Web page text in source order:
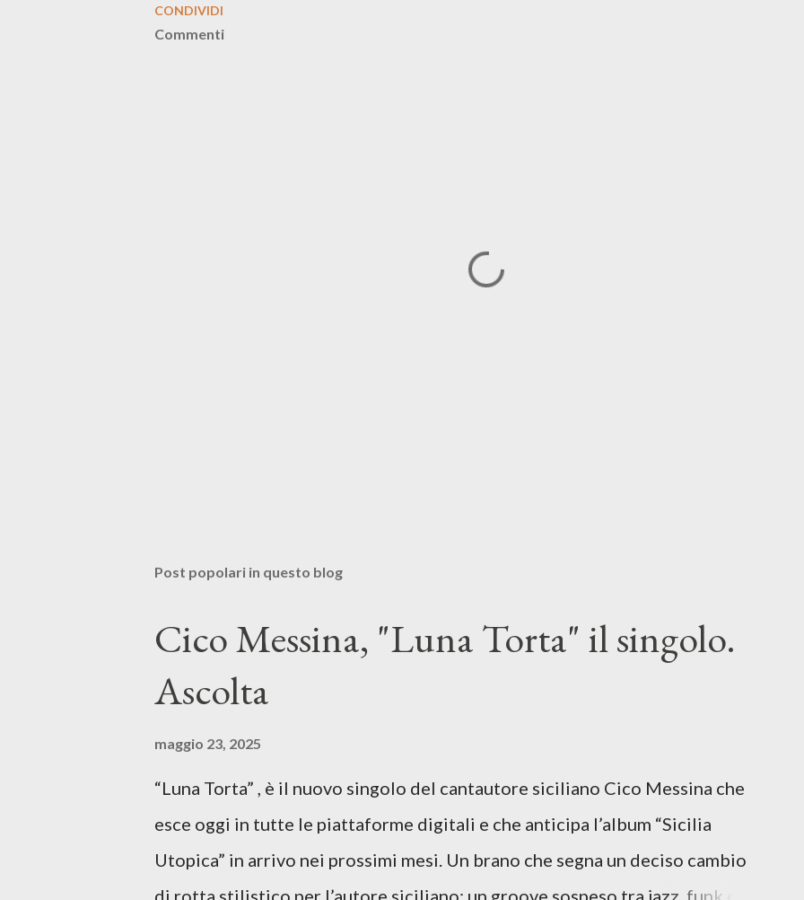
CONDIVIDI
Commenti
Post popolari in questo blog
Cico Messina, "Luna Torta" il singolo.
Ascolta
maggio 23, 2025
“Luna Torta” , è il nuovo singolo del cantautore siciliano Cico Messina che
esce oggi in tutte le piattaforme digitali e che anticipa l’album “Sicilia
Utopica” in arrivo nei prossimi mesi. Un brano che segna un deciso cambio
di rotta stilistico per l’autore siciliano: un groove sospeso tra jazz, funk e